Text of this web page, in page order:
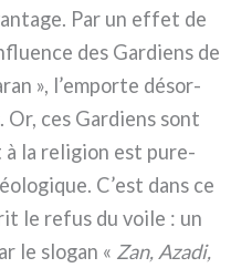
Par un effet de
des Gardiens de
», l’emporte désor­
Or, ces Gardiens sont
à la reli­gion est pure­
C’est dans ce
le refus du voi­le : un
le slo­gan « Zan, Azadi,